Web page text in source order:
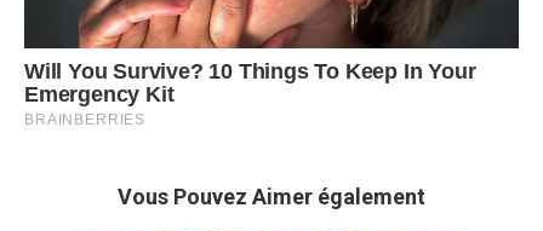
Vous Pouvez Aimer également